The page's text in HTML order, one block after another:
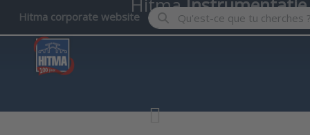
Hitma corporate website Enter a search term. Results
HitmaInstrumentatie